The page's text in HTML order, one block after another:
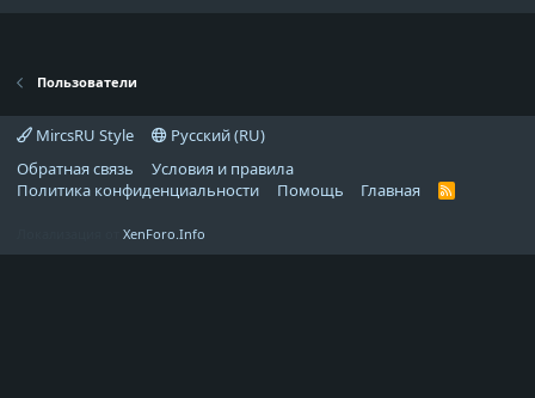
Пользователи
MircsRU Style
Русский (RU)
Обратная связь
Условия и правила
Политика конфиденциальности
Помощь Главная
R
XenForo.Info